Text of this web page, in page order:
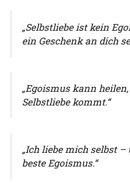
„Selbstliebe ist kein
ein Geschenk an dich
„Egoismus kann
Selbstliebe kommt.“
„Ich liebe mich selbst –
beste Egoismus.“